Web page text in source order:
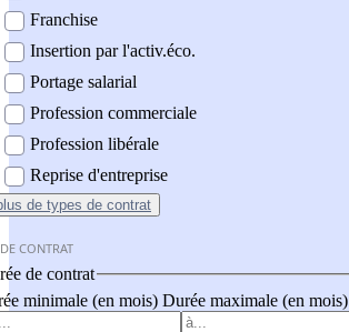
Franchise
Insertion par l'activ.éco.
Portage salarial
Profession commerciale
Profession libérale
Reprise d'entreprise
de types de contrat
CONTRAT
de contrat
minimale (en mois) Durée maximale (en mois)